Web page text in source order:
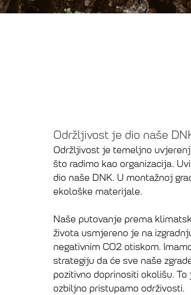
Održljivost je dio naše
Održljivost je temeljno
što radimo kao organizacija.
dio naše DNK. U montažnoj
ekološke materijale.
Naše putovanje prema
života usmjereno je na
negativnim CO2 otiskom.
strategiju da će sve naše
pozitivno doprinositi okolišu.
ozbiljno pristupamo održivosti.